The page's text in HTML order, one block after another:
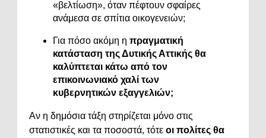
«βελτίωση», όταν πέφτουν σφαίρες
ανάμεσα σε σπίτια οικογενειών;
Για πόσο ακόμη η πραγματική
κατάσταση της Δυτικής Αττικής θα
καλύπτεται κάτω από τον
επικοινωνιακό χαλί των
κυβερνητικών εξαγγελιών;
Αν η δημόσια τάξη στηρίζεται μόνο στις
στατιστικές και τα ποσοστά, τότε οι πολίτες θα